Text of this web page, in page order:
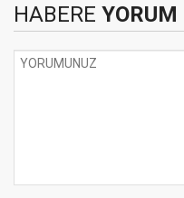
HABERE